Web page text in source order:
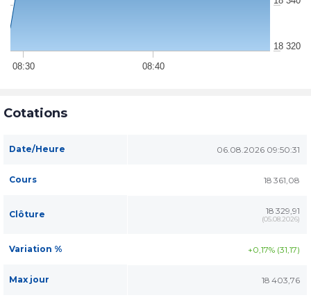
08:30 08:40
18 320
Cotations
Date/Heure 06.08.2026 09:50:31
Cours 18 361,08
Clôture 18 329,91
(05.08.2026)
Variation % +0,17% (31,17)
Max jour 18 403,76